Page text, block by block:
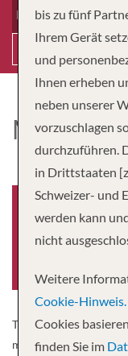
Reiseart
M/Y
Baujahr
The new yacht MY
most beautiful coasts.
bis zu fünf
Ihrem Gerät
und
Ihnen erheben
neben unserer
vorzuschlagen
durchzuführen.
in Drittstaaten
Schweizer- und
werden kann
nicht
Weitere
Cookie-Hinweis.
Cookies
finden Sie im